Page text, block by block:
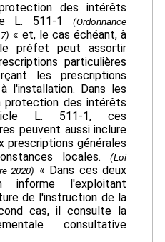
des intérêts
L. 511-1(Ordonnance
« et, le cas échéant, à
préfet peut assortir
particulières
les prescriptions
l'installation. Dans les
protection des intérêts
L. 511-1, ces
peuvent aussi inclure
prescriptions générales
locales.(Loi
2020) « Dans ces deux
l'exploitant
de l'instruction de la
cas, il consulte la
consultative